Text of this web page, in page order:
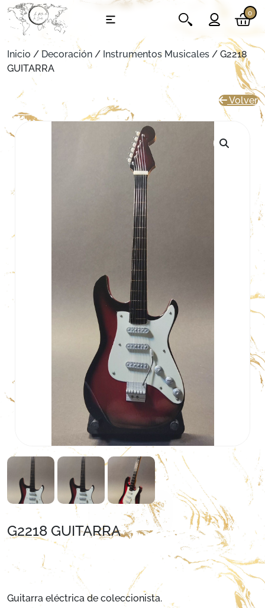
0
Inicio / Decoración / Instrumentos Musicales / G2218
GUITARRA
Volver
G2218 GUITARRA
Guitarra eléctrica de coleccionista.